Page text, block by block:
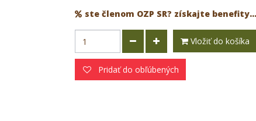
ste členom OZP SR? získajte benefity...
Vložiť do košíka
Pridať do obľúbených